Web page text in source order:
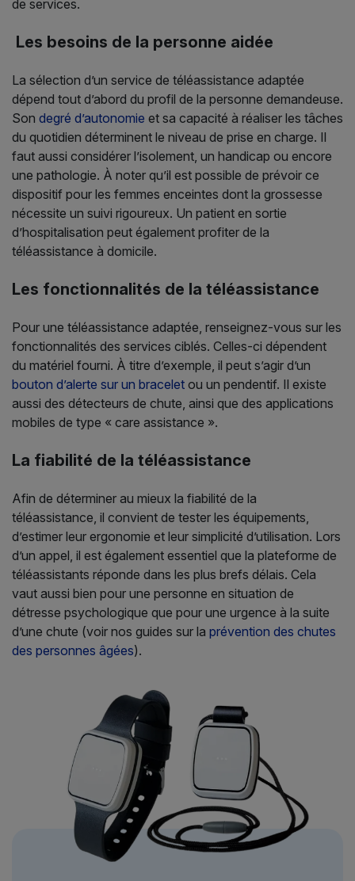
de services.
Les besoins de la personne aidée
La sélection d’un service de téléassistance adaptée
dépend tout d’abord du profil de la personne demandeuse.
Son degré d’autonomie et sa capacité à réaliser les tâches
du quotidien déterminent le niveau de prise en charge. Il
faut aussi considérer l’isolement, un handicap ou encore
une pathologie. À noter qu’il est possible de prévoir ce
dispositif pour les femmes enceintes dont la grossesse
nécessite un suivi rigoureux. Un patient en sortie
d’hospitalisation peut également profiter de la
téléassistance à domicile.
Les fonctionnalités de la téléassistance
Pour une téléassistance adaptée, renseignez-vous sur les
fonctionnalités des services ciblés. Celles-ci dépendent
du matériel fourni. À titre d’exemple, il peut s’agir d’un
bouton d’alerte sur un bracelet ou un pendentif. Il existe
aussi des détecteurs de chute, ainsi que des applications
mobiles de type « care assistance ».
La fiabilité de la téléassistance
Afin de déterminer au mieux la fiabilité de la
téléassistance, il convient de tester les équipements,
d’estimer leur ergonomie et leur simplicité d’utilisation. Lors
d’un appel, il est également essentiel que la plateforme de
téléassistants réponde dans les plus brefs délais. Cela
vaut aussi bien pour une personne en situation de
détresse psychologique que pour une urgence à la suite
d’une chute (voir nos guides sur la prévention des chutes
des personnes âgées).